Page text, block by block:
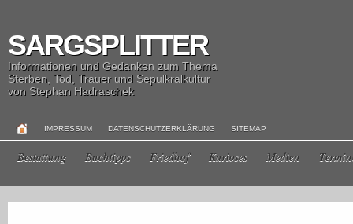
SARGSPLITTER
Informationen und Gedanken zum Thema
Sterben, Tod, Trauer und Sepulkralkultur
von Stephan Hadraschek
IMPRESSUM DATENSCHUTZERKLÄRUNG SITEMAP
Bestattung Buchtipps Friedhof Kurioses Medien